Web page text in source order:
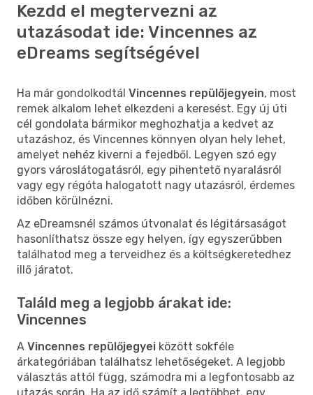
Kezdd el megtervezni az
utazásodat ide: Vincennes az
eDreams segítségével
Ha már gondolkodtál Vincennes repülőjegyein, most
remek alkalom lehet elkezdeni a keresést. Egy új úti
cél gondolata bármikor meghozhatja a kedvet az
utazáshoz, és Vincennes könnyen olyan hely lehet,
amelyet nehéz kiverni a fejedből. Legyen szó egy
gyors városlátogatásról, egy pihentető nyaralásról
vagy egy régóta halogatott nagy utazásról, érdemes
időben körülnézni.
Az eDreamsnél számos útvonalat és légitársaságot
hasonlíthatsz össze egy helyen, így egyszerűbben
találhatod meg a terveidhez és a költségkeretedhez
illő járatot.
Találd meg a legjobb árakat ide:
Vincennes
A Vincennes repülőjegyei között sokféle
árkategóriában találhatsz lehetőségeket. A legjobb
választás attól függ, számodra mi a legfontosabb az